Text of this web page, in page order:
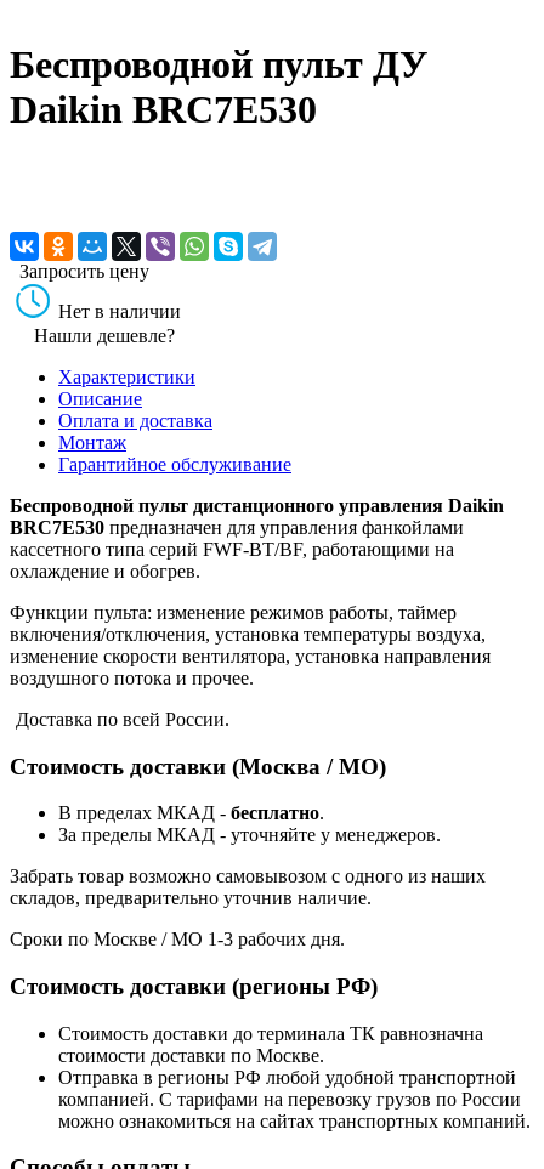
Беспроводной пульт ДУ
Daikin BRC7E530
Запросить цену
Нет в наличии
Нашли дешевле?
Характеристики
Описание
Оплата и доставка
Монтаж
Гарантийное обслуживание
Беспроводной пульт дистанционного управления Daikin
BRC7E530 предназначен для управления фанкойлами
кассетного типа серий FWF-BT/BF, работающими на
охлаждение и обогрев.
Функции пульта: изменение режимов работы, таймер
включения/отключения, установка температуры воздуха,
изменение скорости вентилятора, установка направления
воздушного потока и прочее.
Доставка по всей России.
Стоимость доставки (Москва / МО)
В пределах МКАД - бесплатно.
За пределы МКАД - уточняйте у менеджеров.
Забрать товар возможно самовывозом с одного из наших
складов, предварительно уточнив наличие.
Сроки по Москве / МО 1-3 рабочих дня.
Стоимость доставки (регионы РФ)
Стоимость доставки до терминала ТК равнозначна
стоимости доставки по Москве.
Отправка в регионы РФ любой удобной транспортной
компанией. С тарифами на перевозку грузов по России
можно ознакомиться на сайтах транспортных компаний.